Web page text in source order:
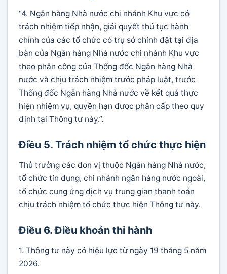
“4. Ngân hàng Nhà nước chi nhánh Khu vực có
trách nhiệm tiếp nhận, giải quyết thủ tục hành
chính của các tổ chức có trụ sở chính đặt tại địa
bàn của Ngân hàng Nhà nước chi nhánh Khu vực
theo phân công của Thống đốc Ngân hàng Nhà
nước và chịu trách nhiệm trước pháp luật, trước
Thống đốc Ngân hàng Nhà nước về kết quả thực
hiện nhiệm vụ, quyền hạn được phân cấp theo quy
định tại Thông tư này.”.
Điều 5. Trách nhiệm tổ chức thực hiện
Thủ trưởng các đơn vị thuộc Ngân hàng Nhà nước,
tổ chức tín dụng, chi nhánh ngân hàng nước ngoài,
tổ chức cung ứng dịch vụ trung gian thanh toán
chịu trách nhiệm tổ chức thực hiện Thông tư này.
Điều 6. Điều khoản thi hành
1. Thông tư này có hiệu lực từ ngày 19 tháng 5 năm
2026.